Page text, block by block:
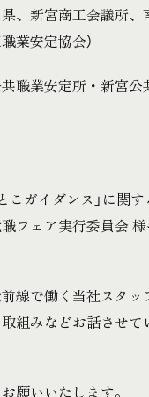
、新宮商工会議所、
業安定協会）
共職業安定所・新宮
こガイダンス」に関
フェア実行委員会
線で働く当社スタッ
組みなどお話させて
願いいたします。